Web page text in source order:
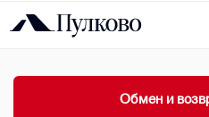
Обмен и